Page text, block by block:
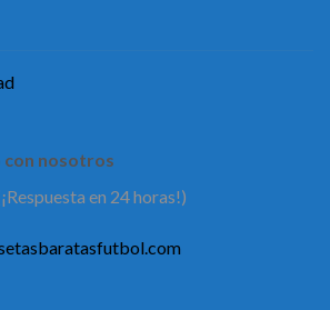
con nosotros
en 24 horas!)